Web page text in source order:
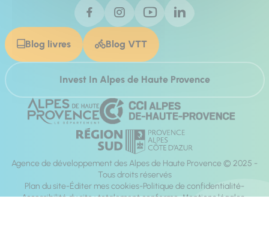
Blog livres Blog VTT
Invest In Alpes de Haute Provence
Agence de développement des Alpes de Haute Provence © 2025 -
Tous droits réservés
Plan du site Éditer mes cookies Politique de confidentialité
Accessibilité du site : totalement conforme Mentions légales